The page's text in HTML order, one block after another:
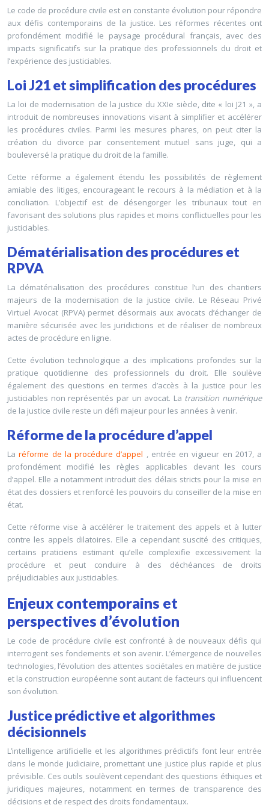
Le code de procédure civile est en constante évolution pour répondre
aux défis contemporains de la justice. Les réformes récentes ont
profondément modifié le paysage procédural français, avec des
impacts significatifs sur la pratique des professionnels du droit et
l’expérience des justiciables.
Loi J21 et simplification des procédures
La loi de modernisation de la justice du XXIe siècle, dite « loi J21 », a
introduit de nombreuses innovations visant à simplifier et accélérer
les procédures civiles. Parmi les mesures phares, on peut citer la
création du divorce par consentement mutuel sans juge, qui a
bouleversé la pratique du droit de la famille.
Cette réforme a également étendu les possibilités de règlement
amiable des litiges, encourageant le recours à la médiation et à la
conciliation. L’objectif est de désengorger les tribunaux tout en
favorisant des solutions plus rapides et moins conflictuelles pour les
justiciables.
Dématérialisation des procédures et
RPVA
La dématérialisation des procédures constitue l’un des chantiers
majeurs de la modernisation de la justice civile. Le Réseau Privé
Virtuel Avocat (RPVA) permet désormais aux avocats d’échanger de
manière sécurisée avec les juridictions et de réaliser de nombreux
actes de procédure en ligne.
Cette évolution technologique a des implications profondes sur la
pratique quotidienne des professionnels du droit. Elle soulève
également des questions en termes d’accès à la justice pour les
justiciables non représentés par un avocat. La transition numérique
de la justice civile reste un défi majeur pour les années à venir.
Réforme de la procédure d’appel
Laréforme de la procédure d’appel , entrée en vigueur en 2017, a
profondément modifié les règles applicables devant les cours
d’appel. Elle a notamment introduit des délais stricts pour la mise en
état des dossiers et renforcé les pouvoirs du conseiller de la mise en
état.
Cette réforme vise à accélérer le traitement des appels et à lutter
contre les appels dilatoires. Elle a cependant suscité des critiques,
certains praticiens estimant qu’elle complexifie excessivement la
procédure et peut conduire à des déchéances de droits
préjudiciables aux justiciables.
Enjeux contemporains et
perspectives d’évolution
Le code de procédure civile est confronté à de nouveaux défis qui
interrogent ses fondements et son avenir. L’émergence de nouvelles
technologies, l’évolution des attentes sociétales en matière de justice
et la construction européenne sont autant de facteurs qui influencent
son évolution.
Justice prédictive et algorithmes
décisionnels
L’intelligence artificielle et les algorithmes prédictifs font leur entrée
dans le monde judiciaire, promettant une justice plus rapide et plus
prévisible. Ces outils soulèvent cependant des questions éthiques et
juridiques majeures, notamment en termes de transparence des
décisions et de respect des droits fondamentaux.